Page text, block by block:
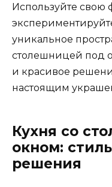
Используйте свою
уникальное
столешницей под
и красивое
настоящим
Кухня со
окном:
решения